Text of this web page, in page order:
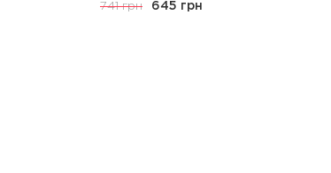
741 грн 645 грн